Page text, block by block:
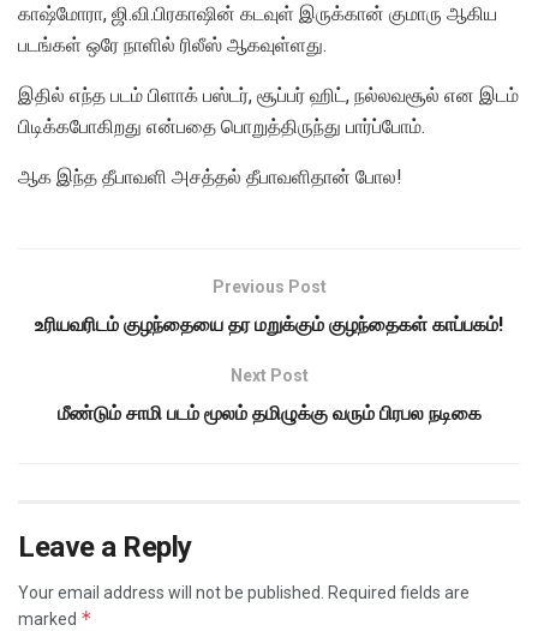
காஷ்மோரா, ஜி.வி.பிரகாஷின் கடவுள் இருக்கான் குமாரு ஆகிய
படங்கள் ஒரே நாளில் ரிலீஸ் ஆகவுள்ளது.
இதில் எந்த படம் பிளாக் பஸ்டர், சூப்பர் ஹிட், நல்லவசூல் என இடம்
பிடிக்கபோகிறது என்பதை பொறுத்திருந்து பார்ப்போம்.
ஆக இந்த தீபாவளி அசத்தல் தீபாவளிதான் போல!
Previous Post
உரியவரிடம் குழந்தையை தர மறுக்கும் குழந்தைகள் காப்பகம்!
Next Post
மீண்டும் சாமி படம் மூலம் தமிழுக்கு வரும் பிரபல நடிகை
Leave a Reply
Your email address will not be published. Required fields are
marked *